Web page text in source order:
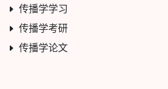
传播学学习
传播学考研
传播学论文